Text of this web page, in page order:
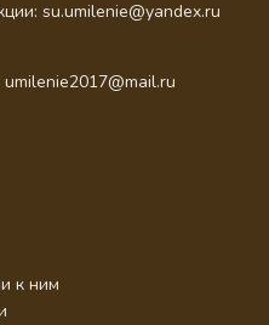
su.umilenie@yandex.ru
к ним